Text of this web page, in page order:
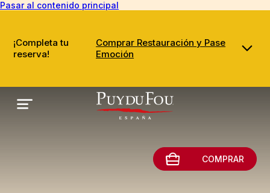
Pasar al contenido principal
¡Completa tu
reserva!
Comprar Restauración y Pase
Emoción
COMPRAR